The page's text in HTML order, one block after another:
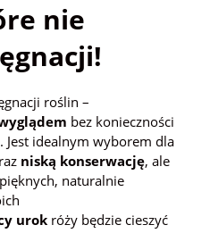
nie
roślin –
bez konieczności
Jest idealnym wyborem dla
niską konserwację, ale
naturalnie
urok róży będzie cieszyć